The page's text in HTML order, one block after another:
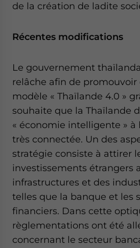
de la création de ladite
Récentes modifications
Le gouvernement
relâche afin de promouvoir
modèle « Thaïlande 4.0 »
souhaite que la Thaïlande
« économie intelligente » à
très connectée. Un des
stratégie consiste à attirer
investissements étrangers
infrastructures et des
telles que la banque et les
financiers. Dans cette
règlementations ont été
concernant le secteur